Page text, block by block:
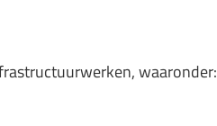
waaronder: